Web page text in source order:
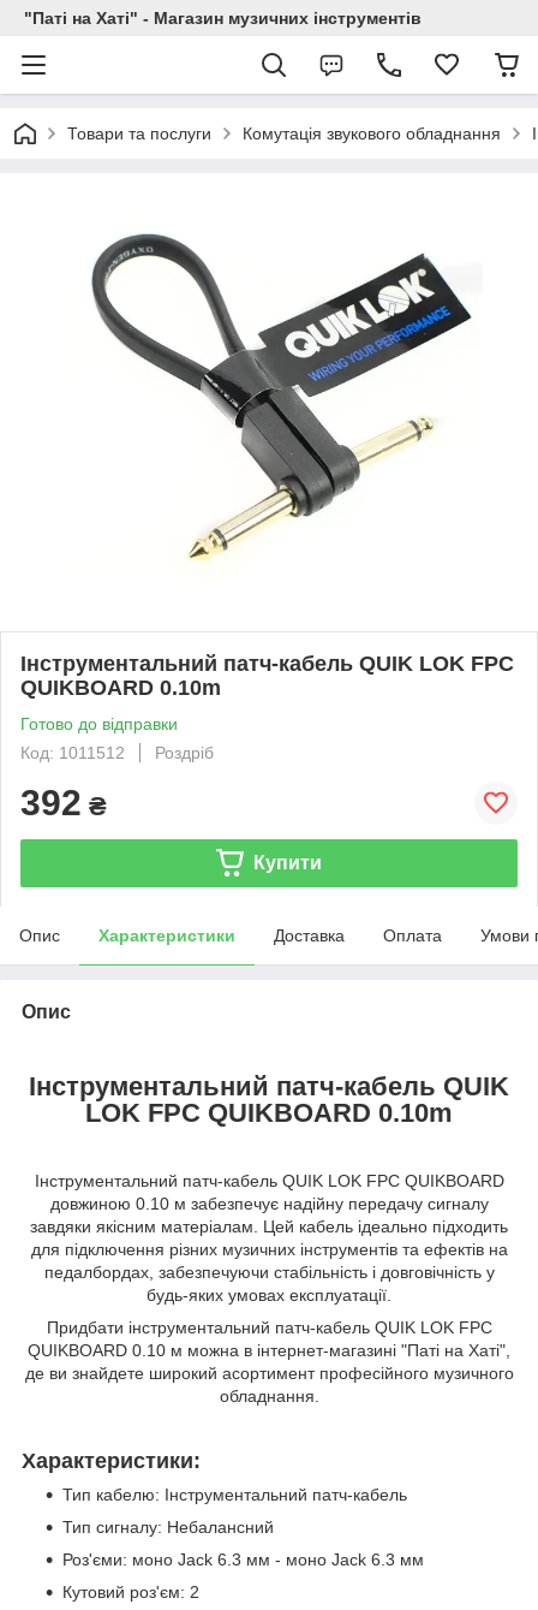
"Паті на Хаті" - Магазин музичних інструментів
Товари та послуги Комутація звукового обладнання
Інструментальний патч-кабель QUIK LOK FPC
QUIKBOARD 0.10m
Готово до відправки
Код: 1011512
Роздріб
392 ₴
Купити
Опис Характеристики Доставка Оплата Умови
Опис
Інструментальний патч-кабель QUIK
LOK FPC QUIKBOARD 0.10m
Інструментальний патч-кабель QUIK LOK FPC QUIKBOARD
довжиною 0.10 м забезпечує надійну передачу сигналу
завдяки якісним матеріалам. Цей кабель ідеально підходить
для підключення різних музичних інструментів та ефектів на
педалбордах, забезпечуючи стабільність і довговічність у
будь-яких умовах експлуатації.
Придбати інструментальний патч-кабель QUIK LOK FPC
QUIKBOARD 0.10 м можна в інтернет-магазині "Паті на Хаті",
де ви знайдете широкий асортимент професійного музичного
обладнання.
Характеристики:
Тип кабелю: Інструментальний патч-кабель
Тип сигналу: Небалансний
Роз'єми: моно Jack 6.3 мм - моно Jack 6.3 мм
Кутовий роз'єм: 2